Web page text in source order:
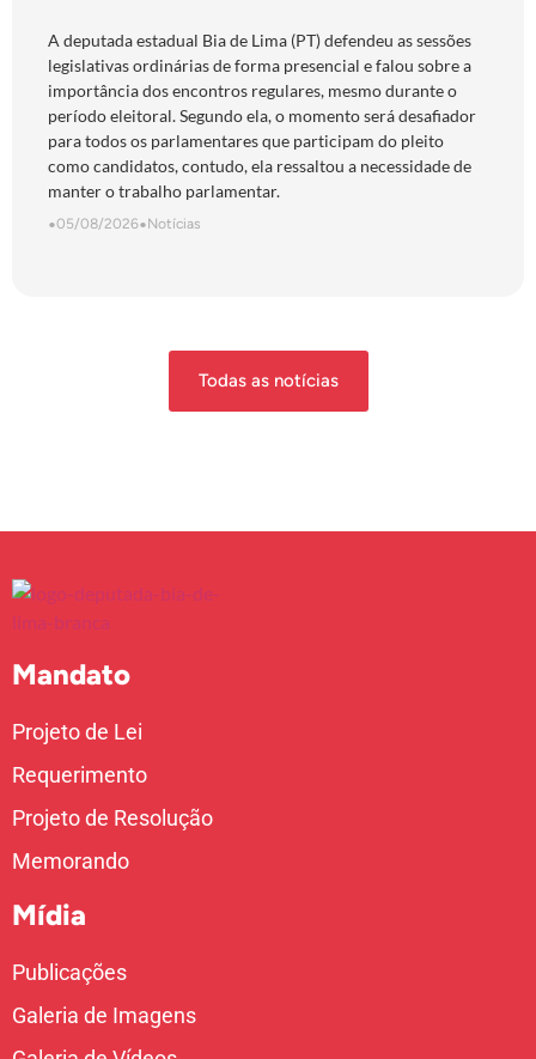
“obrigação com o povo de Goiás”
A deputada estadual Bia de Lima (PT) defendeu as sessões
legislativas ordinárias de forma presencial e falou sobre a
importância dos encontros regulares, mesmo durante o
período eleitoral. Segundo ela, o momento será desafiador
para todos os parlamentares que participam do pleito
como candidatos, contudo, ela ressaltou a necessidade de
manter o trabalho parlamentar.
•05/08/2026•Notícias
Todas as notícias
Mandato
Projeto de Lei
Requerimento
Projeto de Resolução
Memorando
Mídia
Publicações
Galeria de Imagens